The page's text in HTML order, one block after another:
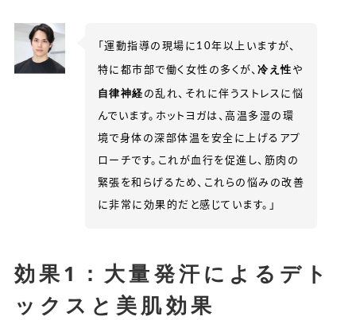
「運動指導の現場に10年以上いますが、
特に都市部で働く女性の多くが、冷え性 や
自律神経 の乱れ、それに伴うストレスに悩
んでいます。ホットヨガは、高温多湿の環
境で身体の深部体温を安全に上げるアプ
ローチです。これが血行を促進し、筋肉の
緊張を和らげるため、これらの悩みの改善
に非常に効果的だと感じています。」
効果1：大量発汗によるデト
ックスと美肌効果